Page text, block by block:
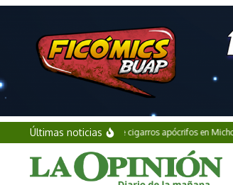
Saltar al contenido
Últimas noticias
Aseguran millones de cigarros apócrifos en Michoacán